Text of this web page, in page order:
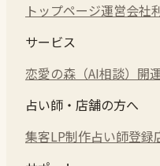
トップページ運営会社
サービス
恋愛の森（AI相談） 開
占い師・店舗の方へ
集客LP制作占い師登録